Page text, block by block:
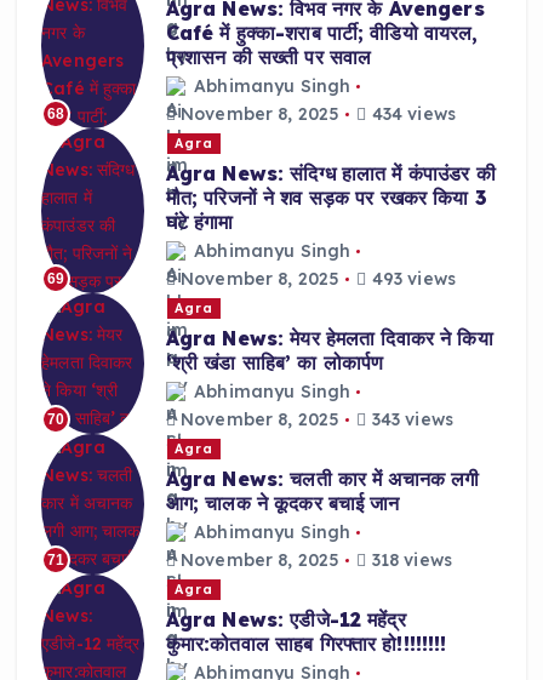
68
Agra News: विभव नगर के Avengers
Café में हुक्का-शराब पार्टी; वीडियो वायरल,
प्रशासन की सख्ती पर सवाल
Abhimanyu Singh
November 8, 2025
434 views
69
Agra
Agra News: संदिग्ध हालात में कंपाउंडर की
मौत; परिजनों ने शव सड़क पर रखकर किया 3
घंटे हंगामा
Abhimanyu Singh
November 8, 2025
493 views
70
Agra
Agra News: मेयर हेमलता दिवाकर ने किया
‘श्री खंडा साहिब’ का लोकार्पण
Abhimanyu Singh
November 8, 2025
343 views
71
Agra
Agra News: चलती कार में अचानक लगी
आग; चालक ने कूदकर बचाई जान
Abhimanyu Singh
November 8, 2025
318 views
Agra
Agra News: एडीजे-12 महेंद्र
कुमार:कोतवाल साहब गिरफ्तार हो!!!!!!!!
Abhimanyu Singh